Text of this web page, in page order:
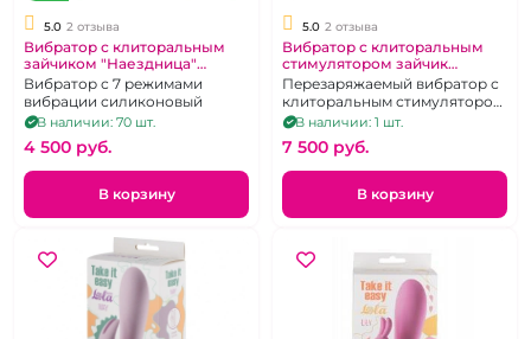
5.0 2 отзыва
Вибратор с клиторальным
зайчиком "Наездница"
розовый
Вибратор с 7 режимами
вибрации силиконовый
В наличии: 70 шт.
4 500 pуб.
В корзину
5.0 2 отзыва
Вибратор с клиторальным
стимулятором зайчик
"Wanle"
Перезаряжаемый вибратор с
клиторальным стимулятором
и функцией подогрева
В наличии: 1 шт.
7 500 pуб.
В корзину